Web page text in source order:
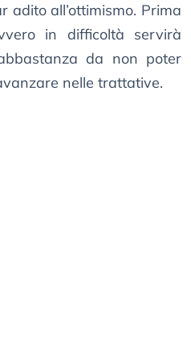
adito all’ottimismo. Prima
in difficoltà servirà
da non poter
nelle trattative.